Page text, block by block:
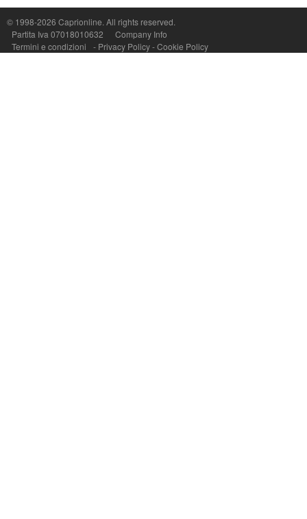
© 1998-2026 Caprionline. All rights reserved.
Partita Iva 07018010632
Company Info
Termini e condizioni
- Privacy Policy-Cookie Policy
P.Iva, C.F. e n.Reg.Imprese Napoli: 07018010632 - Rea n.557643